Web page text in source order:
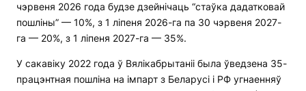
чэрвеня 2026 года будзе дзейнічаць “стаўка дадатковай
пошліны” — 10%, з 1 ліпеня 2026-га па 30 чэрвеня 2027-
га — 20%, з 1 ліпеня 2027-га — 35%.
У сакавіку 2022 года ў Вялікабрытаніі была ўведзена 35-
працэнтная пошліна на імпарт з Беларусі і РФ угнаенняў